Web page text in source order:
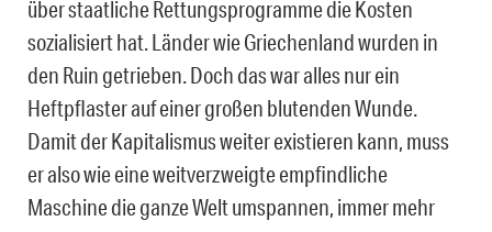
über staatliche Rettungsprogramme die Kosten
sozialisiert hat. Länder wie Griechenland wurden in
den Ruin getrieben. Doch das war alles nur ein
Heftpflaster auf einer großen blutenden Wunde.
Damit der Kapitalismus weiter existieren kann, muss
er also wie eine weitverzweigte empfindliche
Maschine die ganze Welt umspannen, immer mehr